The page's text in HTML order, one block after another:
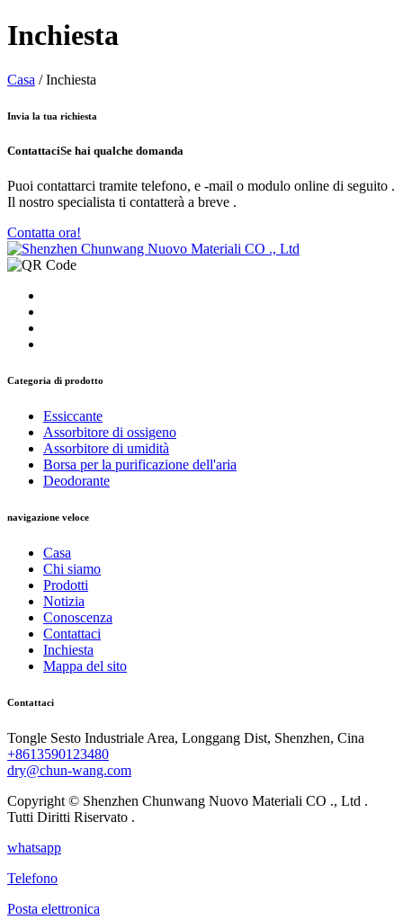
Inchiesta
Casa / Inchiesta
Invia la tua richiesta
ContattaciSe hai qualche domanda
Puoi contattarci tramite telefono, e -mail o modulo online di seguito .
Il nostro specialista ti contatterà a breve .
Contatta ora!
Categoria di prodotto
Essiccante
Assorbitore di ossigeno
Assorbitore di umidità
Borsa per la purificazione dell'aria
Deodorante
navigazione veloce
Casa
Chi siamo
Prodotti
Notizia
Conoscenza
Contattaci
Inchiesta
Mappa del sito
Contattaci
Tongle Sesto Industriale Area, Longgang Dist, Shenzhen, Cina
+8613590123480
dry@chun-wang.com
Copyright © Shenzhen Chunwang Nuovo Materiali CO ., Ltd .
Tutti Diritti Riservato .
whatsapp
Telefono
Posta elettronica